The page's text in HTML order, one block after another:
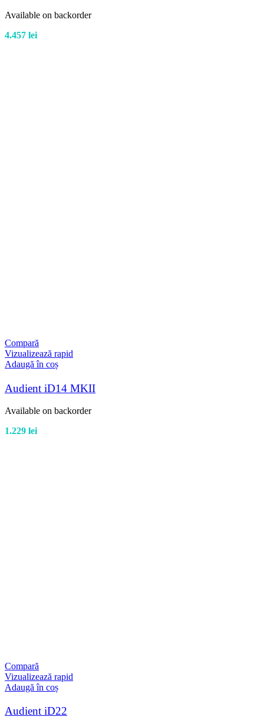
Available on backorder
4.457 lei
Compară
Vizualizează rapid
Adaugă în coș
Audient iD14 MKII
Available on backorder
1.229 lei
Compară
Vizualizează rapid
Adaugă în coș
Audient iD22